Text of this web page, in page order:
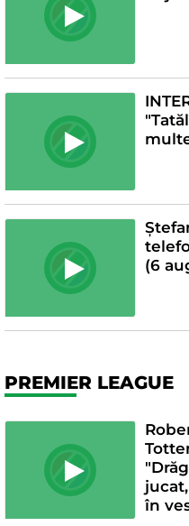
(6
PREMIER LEAGUE
în